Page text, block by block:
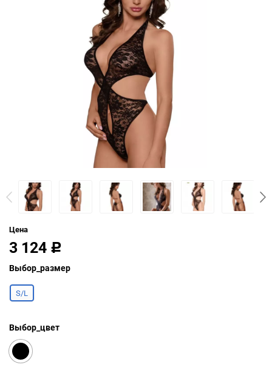
Цена
3 124 Р
Выбор_размер
S/L
Выбор_цвет
Чёрный